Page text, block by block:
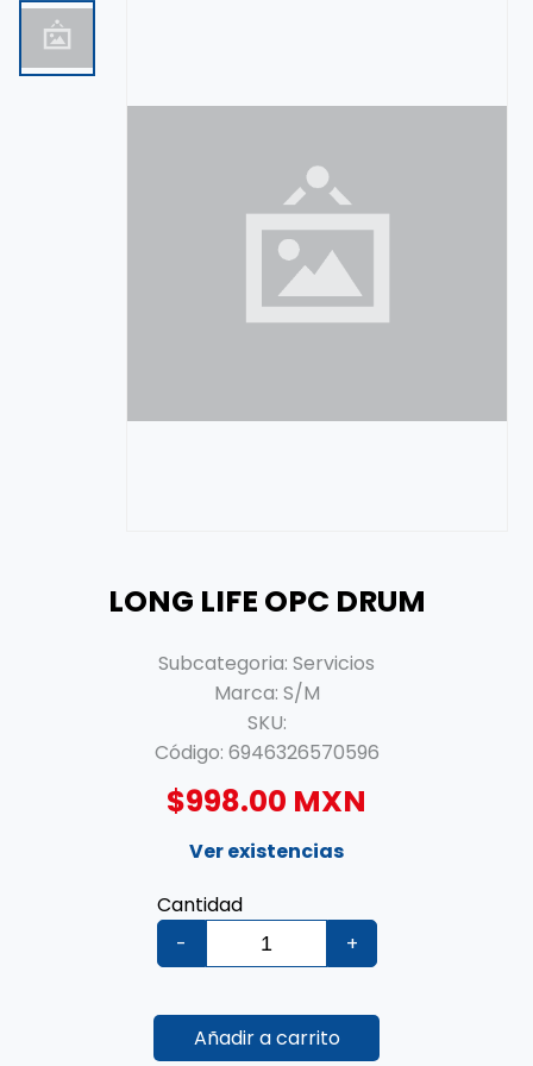
FIESTA (0)
FIESTAS (0)
LISTON (0)
LONG LIFE OPC DRUM
Subcategoria: Servicios
Marca: S/M
SKU:
Código: 6946326570596
$998.00 MXN
Ver existencias
Cantidad
-
+
Añadir a carrito